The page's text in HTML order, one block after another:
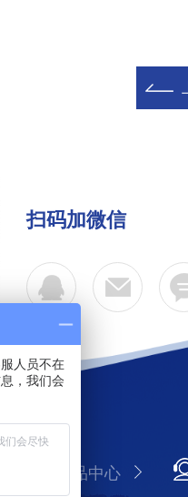
扫码加微信
产品中心
人员不在
，我们会